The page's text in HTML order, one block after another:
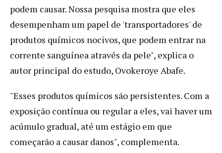
podem causar. Nossa pesquisa mostra que eles
desempenham um papel de 'transportadores' de
produtos químicos nocivos, que podem entrar na
corrente sanguínea através da pele", explica o
autor principal do estudo, Ovokeroye Abafe.
"Esses produtos químicos são persistentes. Com a
exposição contínua ou regular a eles, vai haver um
acúmulo gradual, até um estágio em que
começarão a causar danos", complementa.